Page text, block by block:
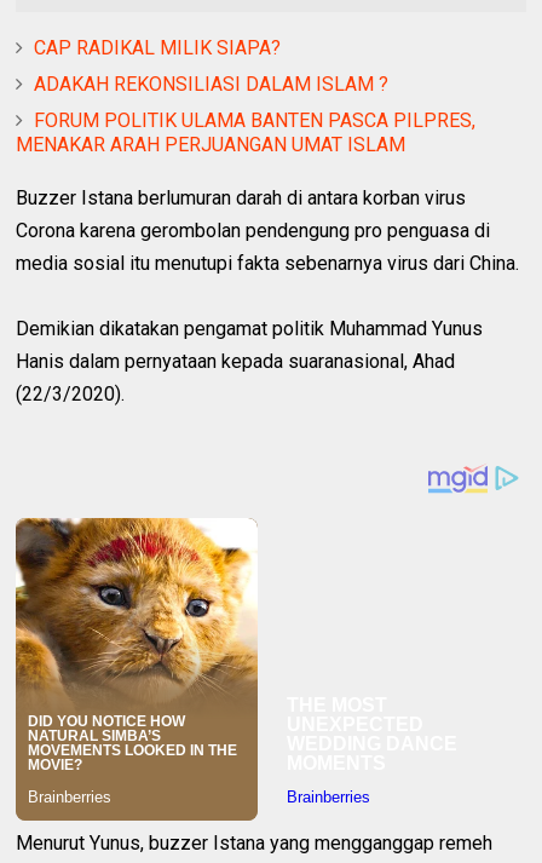
CAP RADIKAL MILIK SIAPA?
ADAKAH REKONSILIASI DALAM ISLAM ?
FORUM POLITIK ULAMA BANTEN PASCA PILPRES,
MENAKAR ARAH PERJUANGAN UMAT ISLAM
Buzzer Istana berlumuran darah di antara korban virus
Corona karena gerombolan pendengung pro penguasa di
media sosial itu menutupi fakta sebenarnya virus dari China.
Demikian dikatakan pengamat politik Muhammad Yunus
Hanis dalam pernyataan kepada suaranasional, Ahad
(22/3/2020).
Menurut Yunus, buzzer Istana yang mengganggap remeh